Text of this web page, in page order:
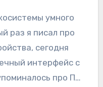
умного
раз я писал про
сегодня
интерфейс с
про ПО